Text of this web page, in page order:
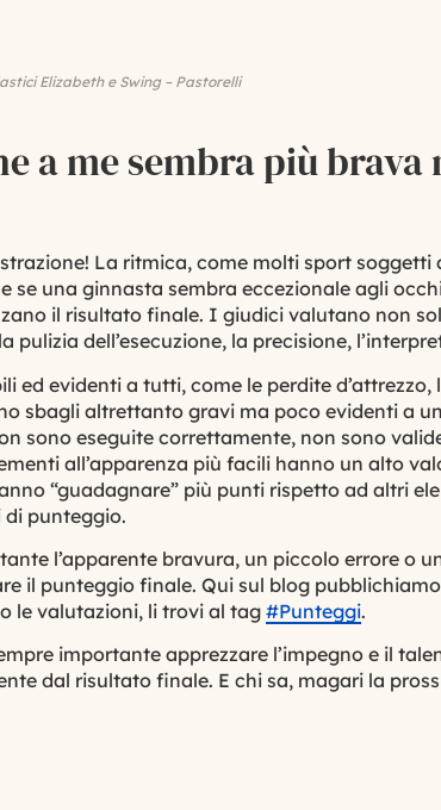
Elizabeth e Swing – Pastorelli
a me sembra più brava
La ritmica, come molti sport soggetti
se una ginnasta sembra eccezionale agli
il risultato finale. I giudici valutano non
pulizia dell’esecuzione, la precisione,
ed evidenti a tutti, come le perdite d’attrezzo,
sbagli altrettanto gravi ma poco evidenti a
sono eseguite correttamente, non sono
all’apparenza più facili hanno un alto
“guadagnare” più punti rispetto ad altri
punteggio.
l’apparente bravura, un piccolo errore o
il punteggio finale. Qui sul blog
le valutazioni, li trovi al tag #Punteggi.
importante apprezzare l’impegno e il
dal risultato finale. E chi sa, magari la